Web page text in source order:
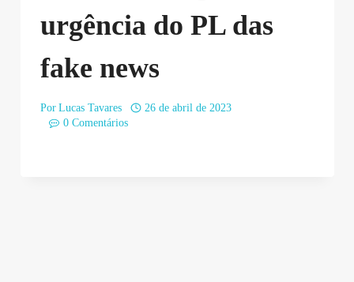
urgência do PL das
fake news
Por Lucas Tavares
26 de abril de 2023
0 Comentários